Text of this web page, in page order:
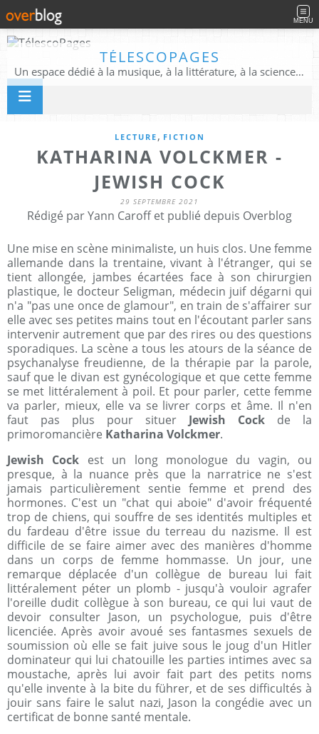
MENU
TÉLESCOPAGES
Un espace dédié à la musique, à la littérature, à la science, à la conscience, et au-delà
LECTURE , FICTION
KATHARINA VOLCKMER -
JEWISH COCK
29 SEPTEMBRE 2021
Rédigé par Yann Caroff et publié depuis Overblog
Une mise en scène minimaliste, un huis clos. Une femme
allemande dans la trentaine, vivant à l'étranger, qui se
tient allongée, jambes écartées face à son chirurgien
plastique, le docteur Seligman, médecin juif dégarni qui
n'a "pas une once de glamour", en train de s'affairer sur
elle avec ses petites mains tout en l'écoutant parler sans
intervenir autrement que par des rires ou des questions
sporadiques. La scène a tous les atours de la séance de
psychanalyse freudienne, de la thérapie par la parole,
sauf que le divan est gynécologique et que cette femme
se met littéralement à poil. Et pour parler, cette femme
va parler, mieux, elle va se livrer corps et âme. Il n'en
faut pas plus pour situer Jewish Cock de la
primoromancière Katharina Volckmer.
Jewish Cock est un long monologue du vagin, ou
presque, à la nuance près que la narratrice ne s'est
jamais particulièrement sentie femme et prend des
hormones. C'est un "chat qui aboie" d'avoir fréquenté
trop de chiens, qui souffre de ses identités multiples et
du fardeau d'être issue du terreau du nazisme. Il est
difficile de se faire aimer avec des manières d'homme
dans un corps de femme hommasse. Un jour, une
remarque déplacée d'un collègue de bureau lui fait
littéralement péter un plomb - jusqu'à vouloir agrafer
l'oreille dudit collègue à son bureau, ce qui lui vaut de
devoir consulter Jason, un psychologue, puis d'être
licenciée. Après avoir avoué ses fantasmes sexuels de
soumission où elle se fait juive sous le joug d'un Hitler
dominateur qui lui chatouille les parties intimes avec sa
moustache, après lui avoir fait part des petits noms
qu'elle invente à la bite du führer, et de ses difficultés à
jouir sans faire le salut nazi, Jason la congédie avec un
certificat de bonne santé mentale.